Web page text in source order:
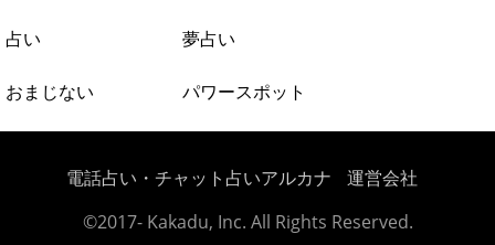
占い 夢占い
おまじない パワースポット
電話占い・チャット占いアルカナ
運営会社
©2017- Kakadu, Inc. All Rights Reserved.